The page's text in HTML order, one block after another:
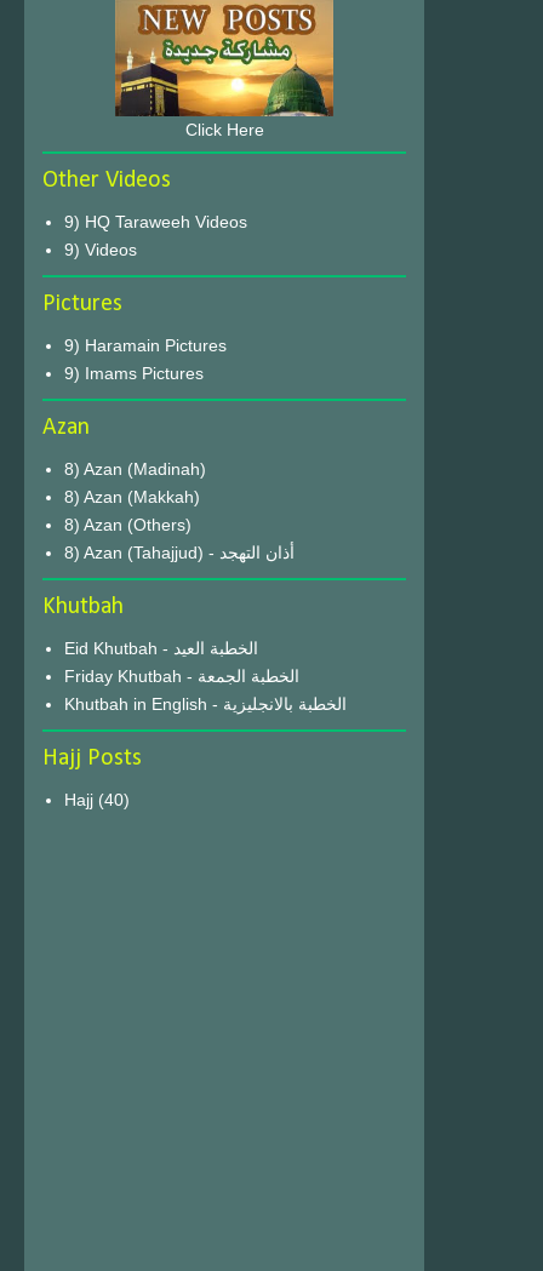
Click Here
Other Videos
9) HQ Taraweeh Videos
9) Videos
Pictures
9) Haramain Pictures
9) Imams Pictures
Azan
8) Azan (Madinah)
8) Azan (Makkah)
8) Azan (Others)
8) Azan (Tahajjud) - أذان التهجد
Khutbah
Eid Khutbah - الخطبة العيد
Friday Khutbah - الخطبة الجمعة
Khutbah in English - الخطبة بالانجليزية
Hajj Posts
Hajj (40)